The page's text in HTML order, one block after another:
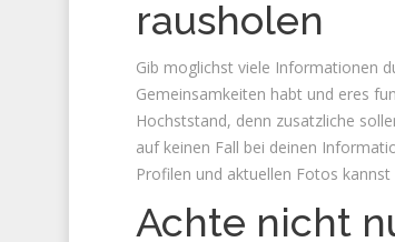
rausholen
Gib moglichst viele Informationen
Gemeinsamkeiten habt und eres
Hochststand, denn zusatzliche
auf keinen Fall bei deinen
Profilen und aktuellen Fotos
Achte nicht